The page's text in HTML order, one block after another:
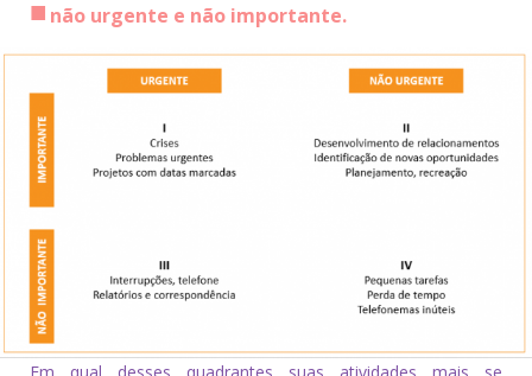
não urgente e não importante.